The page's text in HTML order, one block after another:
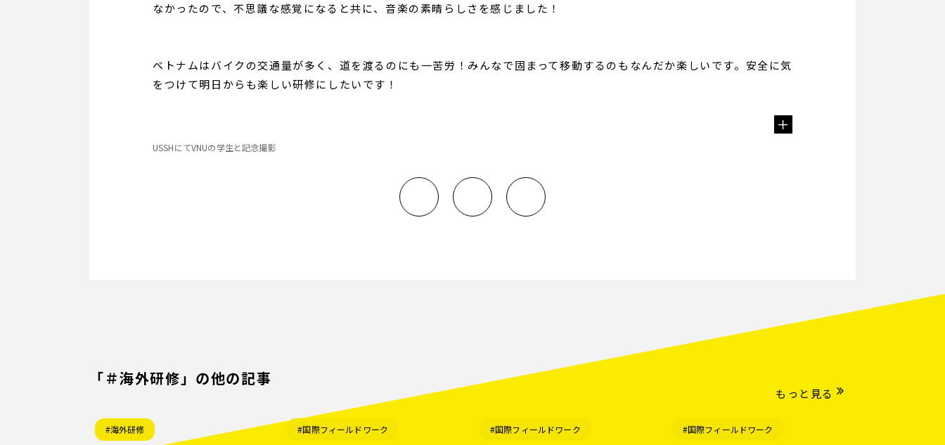
なかったので、不思議な感覚になると共に、音楽の素晴らしさを感じました！
ベトナムはバイクの交通量が多く、道を渡るのにも一苦労！みんなで固まって移動するのもなんだか楽しいです。安全に気
をつけて明日からも楽しい研修にしたいです！
USSHにてVNUの学生と記念撮影
「＃海外研修」の他の記事
もっと見る
#海外研修 #国際フィールドワーク #国際フィールドワーク #国際フィールドワーク